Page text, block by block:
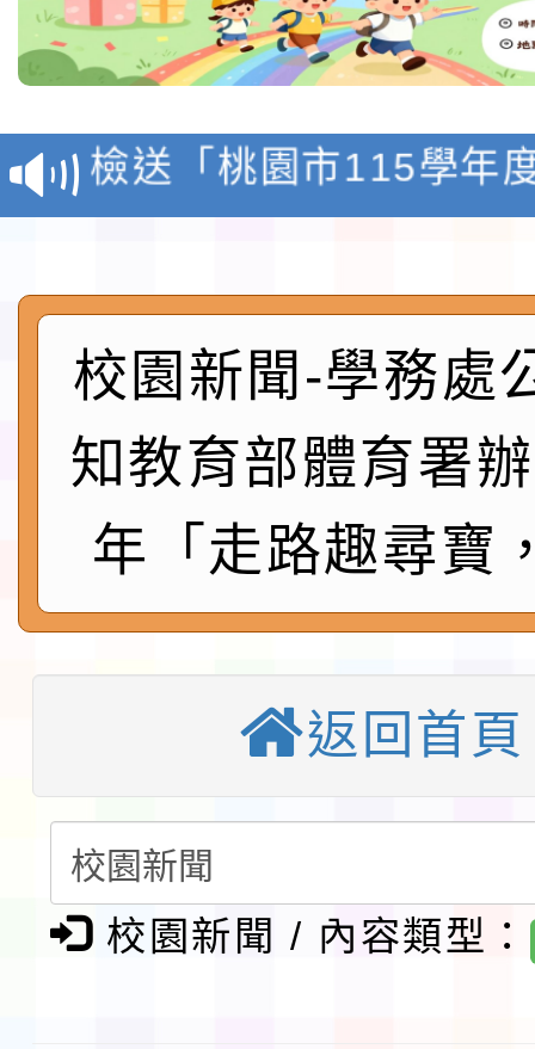
本校115學年度第1學
第3次招考代課鐘點教
告(不再辦理後續甄選)
檢送「桃園市115學年
賽實施要點」1份
本市「115學年度學生
程安排一案
「桃園市補助參觀特色
展演活動實施計畫」
請一案
社團法人中華民國畫廊
026 ART TAIPEI臺北
會」之「藝術教育日」
本校115學年度第1學
告(採1次公告分次招考)
115 年度兒童課後照
0 小時業訓練課程
轉知本市體育總會划船
錦標賽」海洋艇及
計畫」公費接種對象擴
115學年度迎新活動暨
會活動流程表
本校115學年度第1學
第3次招考代課鐘點教
告(不再辦理後續甄選)
檢送「桃園市115學年
賽實施要點」1份
本市「115學年度學生
校園新聞-學務處
知教育部體育署
年「走路趣尋寶
返回首頁
校園新聞 / 內容類型：